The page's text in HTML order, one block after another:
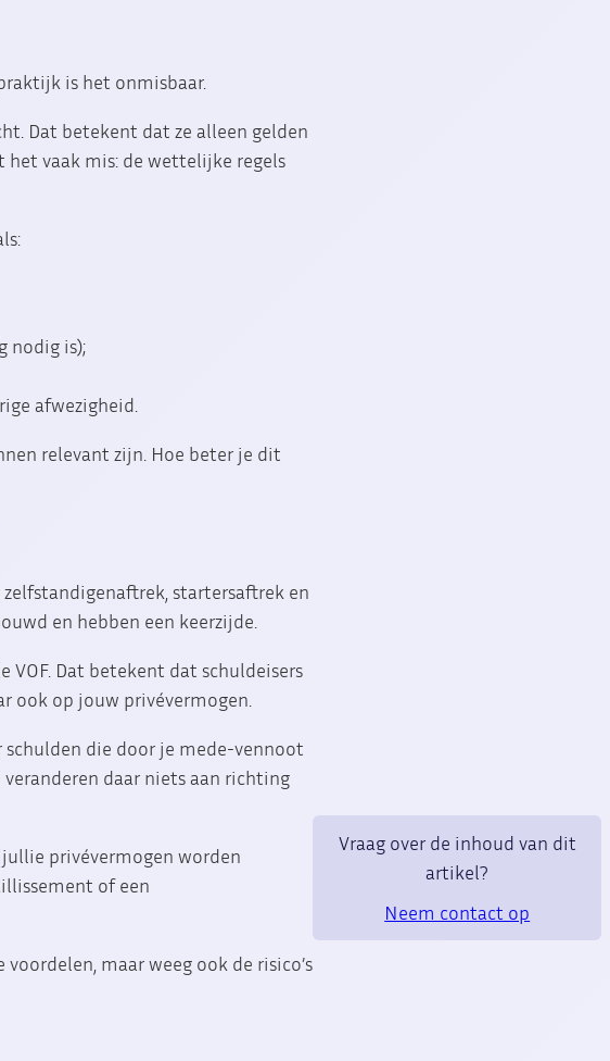
is het onmisbaar.
Dat betekent dat ze alleen gelden
het vaak mis: de wettelijke regels
nodig is);
afwezigheid.
relevant zijn. Hoe beter je dit
zelfstandigenaftrek, startersaftrek en
en hebben een keerzijde.
Dat betekent dat schuldeisers
ook op jouw privévermogen.
die door je mede-vennoot
daar niets aan richting
privévermogen worden
of een
maar weeg ook de risico’s
Vraag over de inhoud van dit
artikel?
Neem contact op